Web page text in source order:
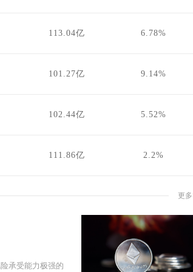
113.04亿 6.78%
101.27亿 9.14%
102.44亿 5.52%
111.86亿 2.2%
更
承受能力极强的